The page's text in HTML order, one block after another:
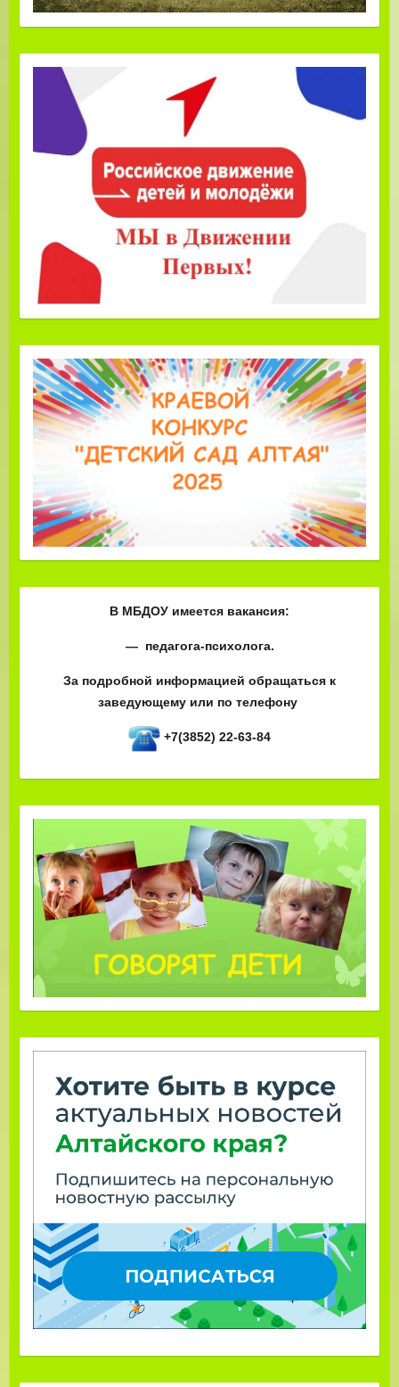
В МБДОУ имеется вакансия:
— педагога-психолога.
За подробной информацией обращаться к
заведующему или по телефону
+7(3852) 22-63-84